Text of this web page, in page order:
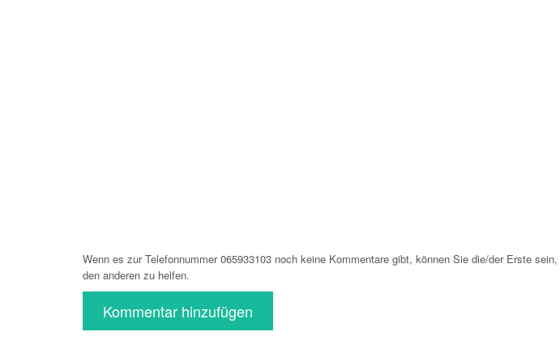
Wenn es zur Telefonnummer 065933103 noch keine Kommentare gibt, können Sie die/der Erste sein,
den anderen zu helfen.
Kommentar hinzufügen